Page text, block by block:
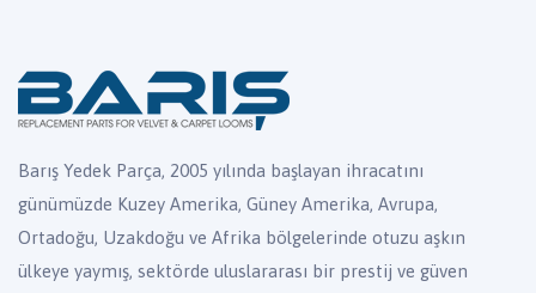
Barış Yedek Parça, 2005 yılında başlayan ihracatını
günümüzde Kuzey Amerika, Güney Amerika, Avrupa,
Ortadoğu, Uzakdoğu ve Afrika bölgelerinde otuzu aşkın
ülkeye yaymış, sektörde uluslararası bir prestij ve güven